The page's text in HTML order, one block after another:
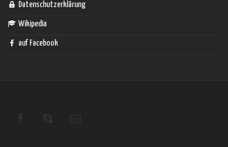
Datenschutzerklärung
Wikipedia
auf Facebook